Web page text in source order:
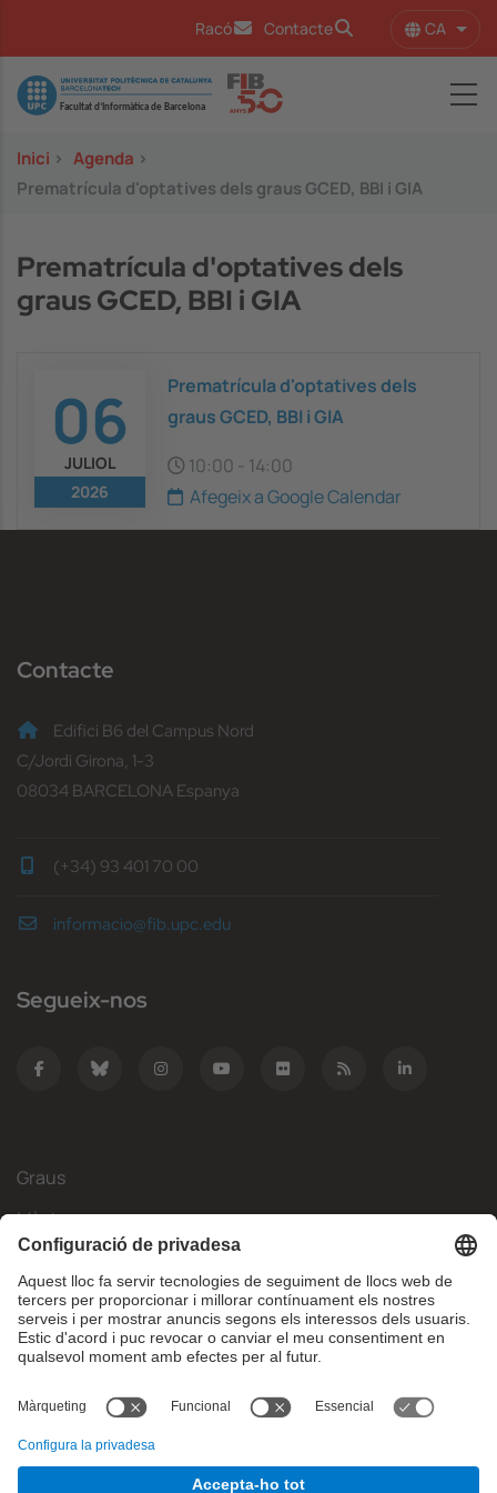
Racó Contacte CA
Image
Inici > Agenda >
Prematrícula d'optatives dels graus GCED, BBI i GIA
Prematrícula d'optatives dels
graus GCED, BBI i GIA
06
JULIOL
2026
Prematrícula d'optatives dels
graus GCED, BBI i GIA
10:00
14:00
Afegeix a Google Calendar
Contacte
Edifici B6 del Campus Nord
C/Jordi Girona, 1-3
08034 BARCELONA Espanya
(+34) 93 401 70 00
informacio@fib.upc.edu
Segueix-nos
Graus
Màsters
Mobilitat Internacional
Recerca
Empresa
Què necessites?